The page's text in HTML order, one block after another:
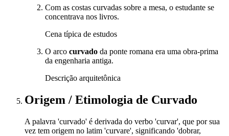
Com as costas curvadas sobre a mesa, o estudante se
concentrava nos livros.
Cena típica de estudos
O arco curvado da ponte romana era uma obra-prima
da engenharia antiga.
Descrição arquitetônica
Origem / Etimologia de Curvado
A palavra 'curvado' é derivada do verbo 'curvar', que por sua
vez tem origem no latim 'curvare', significando 'dobrar,